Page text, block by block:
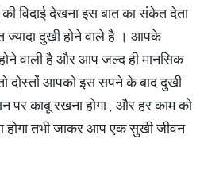
विदाई देखना इस बात का संकेत देता
दुखी होने वाले है । आपके
वाली है और आप जल्द ही मानसिक
दोस्तों आपको इस सपने के बाद दुखी
पर काबू रखना होगा , और हर काम को
होगा तभी जाकर आप एक सुखी जीवन